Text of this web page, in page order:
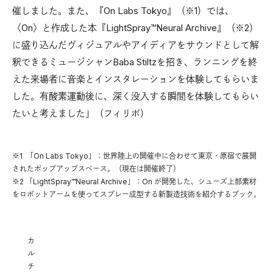
催しました。また、『On Labs Tokyo』（※1）では、
〈On〉と作成した本『LightSpray™Neural Archive』（※2）
に盛り込んだヴィジュアルやアイディアをサウンドとして解
釈できるミュージシャンBaba Stiltzを招き、ランニングを終
えた来場者に音楽とインスタレーションを体験してもらいま
した。有酸素運動後に、深く没入する瞬間を体験してもらい
たいと考えました」（フィリポ）
※1 「On Labs Tokyo」：世界陸上の開催中に合わせて東京・原宿で展開
されたポップアップスペース。（現在は開催終了）
※2 「LightSpray™Neural Archive」：On が開発した、シューズ上部素材
をロボットアームを使ってスプレー成型する新製造技術を紹介するブック。
カ
ル
チ